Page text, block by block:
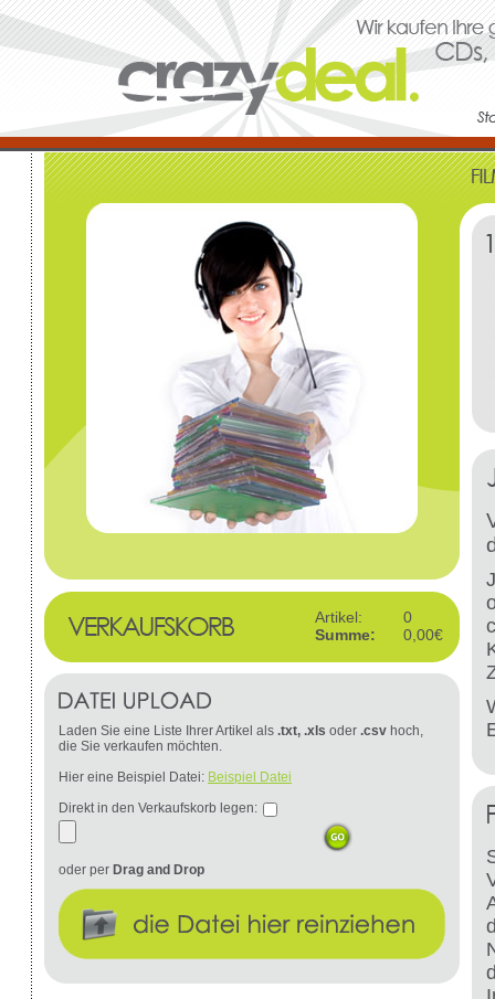
Artikel:
0
Summe:
0,00€
Laden Sie eine Liste Ihrer Artikel als .txt, .xls oder .csv hoch,
die Sie verkaufen möchten.
Hier eine Beispiel Datei: Beispiel Datei
Direkt in den Verkaufskorb legen:
oder per Drag and Drop